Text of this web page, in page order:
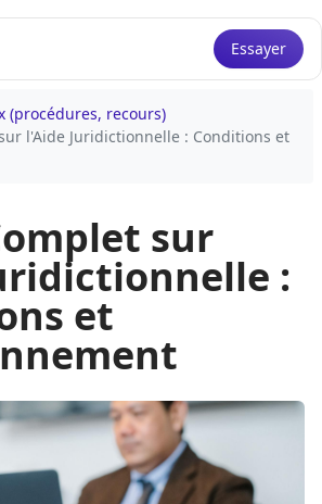
Essayer
(procédures, recours)
l'Aide Juridictionnelle : Conditions et
sur
:
et